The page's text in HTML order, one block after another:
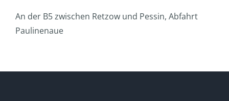
An der B5 zwischen Retzow und Pessin, Abfahrt
Paulinenaue